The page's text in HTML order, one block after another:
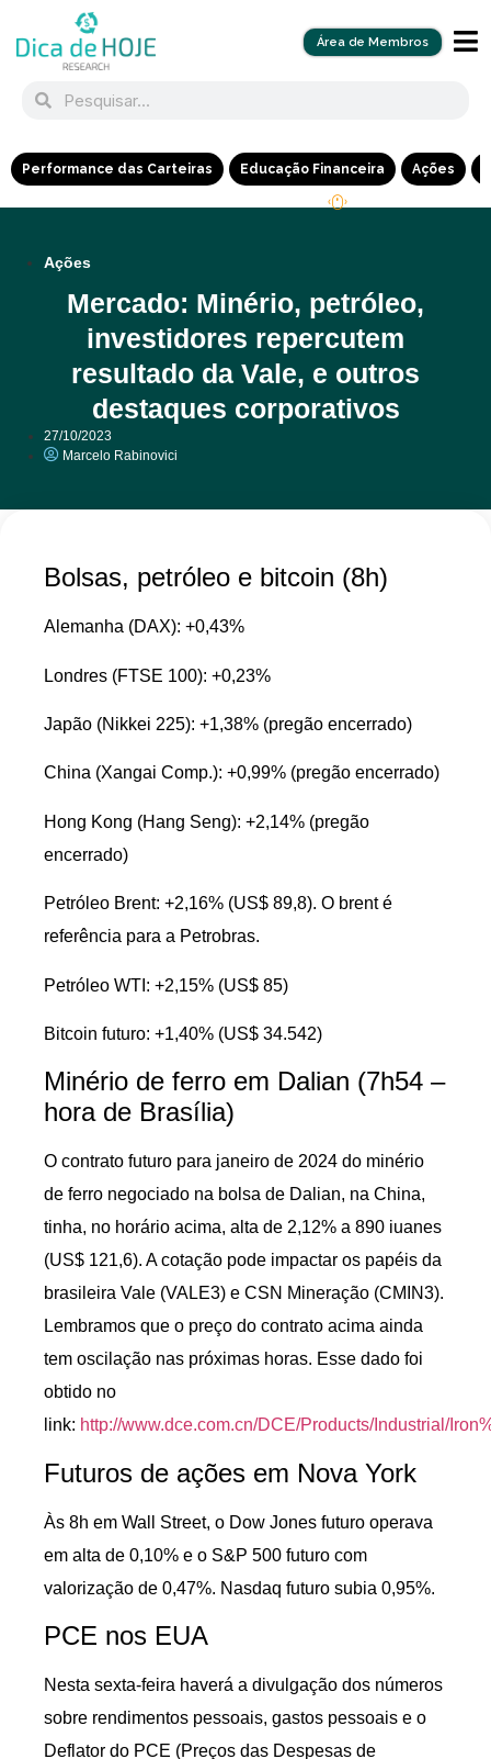
Área de Membros
Performance das Carteiras Educação Financeira Ações
Ações
Mercado: Minério, petróleo,
investidores repercutem
resultado da Vale, e outros
destaques corporativos
27/10/2023
Marcelo Rabinovici
Bolsas, petróleo e bitcoin (8h)
Alemanha (DAX): +0,43%
Londres (FTSE 100): +0,23%
Japão (Nikkei 225): +1,38% (pregão encerrado)
China (Xangai Comp.): +0,99% (pregão encerrado)
Hong Kong (Hang Seng): +2,14% (pregão
encerrado)
Petróleo Brent: +2,16% (US$ 89,8). O brent é
referência para a Petrobras.
Petróleo WTI: +2,15% (US$ 85)
Bitcoin futuro: +1,40% (US$ 34.542)
Minério de ferro em Dalian (7h54 –
hora de Brasília)
O contrato futuro para janeiro de 2024 do minério
de ferro negociado na bolsa de Dalian, na China,
tinha, no horário acima, alta de 2,12% a 890 iuanes
(US$ 121,6). A cotação pode impactar os papéis da
brasileira Vale (VALE3) e CSN Mineração (CMIN3).
Lembramos que o preço do contrato acima ainda
tem oscilação nas próximas horas. Esse dado foi
obtido no
link: http://www.dce.com.cn/DCE/Products/Industrial/
Futuros de ações em Nova York
Às 8h em Wall Street, o Dow Jones futuro operava
em alta de 0,10% e o S&P 500 futuro com
valorização de 0,47%. Nasdaq futuro subia 0,95%.
PCE nos EUA
Nesta sexta-feira haverá a divulgação dos números
sobre rendimentos pessoais, gastos pessoais e o
Deflator do PCE (Preços das Despesas de